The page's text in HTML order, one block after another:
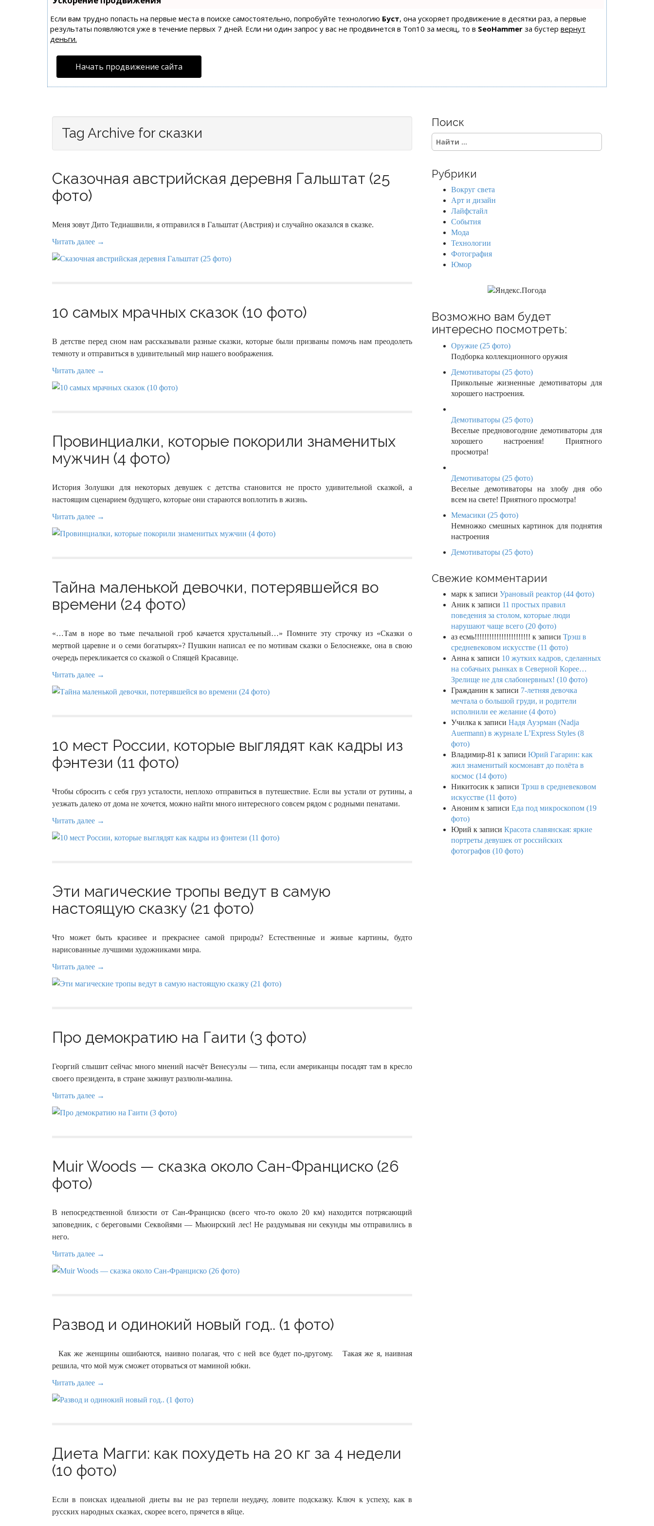
Если вам трудно попасть на первые места в поиске самостоятельно, попробуйте технологию Буст, она ускоряет продвижение в десятки раз, а первые
результаты появляются уже в течение первых 7 дней. Если ни один запрос у вас не продвинется в Топ10 за месяц, то в SeoHammer за бустер вернут
деньги.
Начать продвижение сайта
Tag Archive for сказки
Сказочная австрийская деревня Гальштат (25
фото)
Меня зовут Дито Тедиашвили, я отправился в Гальштат (Австрия) и случайно оказался в сказке.
Читать далее →
10 самых мрачных сказок (10 фото)
В детстве перед сном нам рассказывали разные сказки, которые были призваны помочь нам преодолеть
темноту и отправиться в удивительный мир нашего воображения.
Читать далее →
Провинциалки, которые покорили знаменитых
мужчин (4 фото)
История Золушки для некоторых девушек с детства становится не просто удивительной сказкой, а
настоящим сценарием будущего, которые они стараются воплотить в жизнь.
Читать далее →
Тайна маленькой девочки, потерявшейся во
времени (24 фото)
«…Там в норе во тьме печальной гроб качается хрустальный…» Помните эту строчку из «Сказки о
мертвой царевне и о семи богатырях»? Пушкин написал ее по мотивам сказки о Белоснежке, она в свою
очередь перекликается со сказкой о Спящей Красавице.
Читать далее →
10 мест России, которые выглядят как кадры из
фэнтези (11 фото)
Чтобы сбросить с себя груз усталости, неплохо отправиться в путешествие. Если вы устали от рутины, а
уезжать далеко от дома не хочется, можно найти много интересного совсем рядом с родными пенатами.
Читать далее →
Эти магические тропы ведут в самую
настоящую сказку (21 фото)
Что может быть красивее и прекраснее самой природы? Естественные и живые картины, будто
нарисованные лучшими художниками мира.
Читать далее →
Про демократию на Гаити (3 фото)
Георгий слышит сейчас много мнений насчёт Венесуэлы — типа, если американцы посадят там в кресло
своего президента, в стране заживут разлюли-малина.
Читать далее →
Muir Woods — сказка около Сан-Франциско (26
фото)
В непосредственной близости от Сан-Франциско (всего что-то около 20 км) находится потрясающий
заповедник, с береговыми Секвойями — Мьюирский лес! Не раздумывая ни секунды мы отправились в
него.
Читать далее →
Развод и одинокий новый год.. (1 фото)
Как же женщины ошибаются, наивно полагая, что с ней все будет по-другому. Такая же я, наивная
решила, что мой муж сможет оторваться от маминой юбки.
Читать далее →
Диета Магги: как похудеть на 20 кг за 4 недели
(10 фото)
Если в поисках идеальной диеты вы не раз терпели неудачу, ловите подсказку. Ключ к успеху, как в
русских народных сказках, скорее всего, прячется в яйце.
Поиск
S
e
c
Рубрики
Вокруг света
Арт и дизайн
Лайфстайл
События
Мода
Технологии
Фотография
Юмор
Возможно вам будет
интересно посмотреть:
Оружие (25 фото)
Подборка коллекционного оружия
Демотиваторы (25 фото)
Прикольные жизненные демотиваторы для
хорошего настроения.
Демотиваторы (25 фото)
Веселые предновогодние демотиваторы для
хорошего настроения! Приятного
просмотра!
Демотиваторы (25 фото)
Веселые демотиваторы на злобу дня обо
всем на свете! Приятного просмотра!
Мемасики (25 фото)
Немножко смешных картинок для поднятия
настроения
Демотиваторы (25 фото)
Свежие комментарии
марк к записи Урановый реактор (44 фото)
Аник к записи 11 простых правил
поведения за столом, которые люди
нарушают чаще всего (20 фото)
аз есмь!!!!!!!!!!!!!!!!!!!!!!! к записи Трэш в
средневековом искусстве (11 фото)
Анна к записи 10 жутких кадров, сделанных
на собачьих рынках в Северной Корее…
Зрелище не для слабонервных! (10 фото)
Гражданин к записи 7-летняя девочка
мечтала о большой груди, и родители
исполнили ее желание (4 фото)
Училка к записи Надя Ауэрман (Nadja
Auermann) в журнале L’Express Styles (8
фото)
Владимир-81 к записи Юрий Гагарин: как
жил знаменитый космонавт до полёта в
космос (14 фото)
Никитосик к записи Трэш в средневековом
искусстве (11 фото)
Аноним к записи Еда под микроскопом (19
фото)
Юрий к записи Красота славянская: яркие
портреты девушек от российских
фотографов (10 фото)